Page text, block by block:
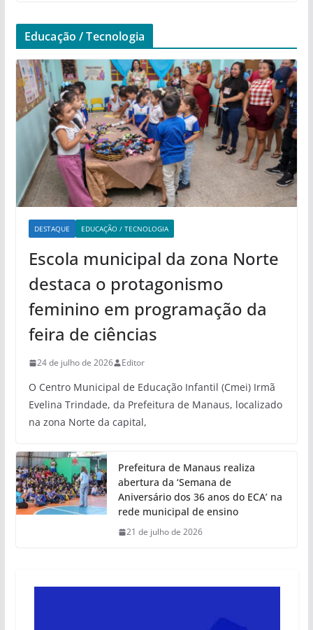
Educação / Tecnologia
DESTAQUE EDUCAÇÃO / TECNOLOGIA
Escola municipal da zona Norte
destaca o protagonismo
feminino em programação da
feira de ciências
24 de julho de 2026 Editor
O Centro Municipal de Educação Infantil (Cmei) Irmã
Evelina Trindade, da Prefeitura de Manaus, localizado
na zona Norte da capital,
Prefeitura de Manaus realiza
abertura da ‘Semana de
Aniversário dos 36 anos do ECA’ na
rede municipal de ensino
21 de julho de 2026